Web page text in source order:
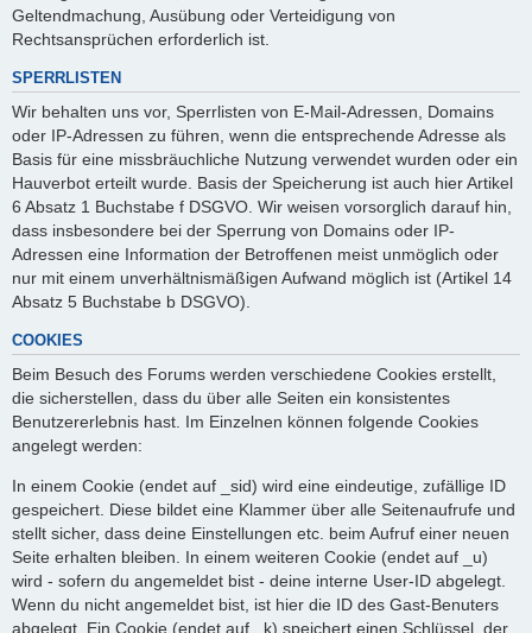
Geltendmachung, Ausübung oder Verteidigung von
Rechtsansprüchen erforderlich ist.
SPERRLISTEN
Wir behalten uns vor, Sperrlisten von E-Mail-Adressen, Domains
oder IP-Adressen zu führen, wenn die entsprechende Adresse als
Basis für eine missbräuchliche Nutzung verwendet wurden oder ein
Hauverbot erteilt wurde. Basis der Speicherung ist auch hier Artikel
6 Absatz 1 Buchstabe f DSGVO. Wir weisen vorsorglich darauf hin,
dass insbesondere bei der Sperrung von Domains oder IP-
Adressen eine Information der Betroffenen meist unmöglich oder
nur mit einem unverhältnismäßigen Aufwand möglich ist (Artikel 14
Absatz 5 Buchstabe b DSGVO).
COOKIES
Beim Besuch des Forums werden verschiedene Cookies erstellt,
die sicherstellen, dass du über alle Seiten ein konsistentes
Benutzererlebnis hast. Im Einzelnen können folgende Cookies
angelegt werden:
In einem Cookie (endet auf _sid) wird eine eindeutige, zufällige ID
gespeichert. Diese bildet eine Klammer über alle Seitenaufrufe und
stellt sicher, dass deine Einstellungen etc. beim Aufruf einer neuen
Seite erhalten bleiben. In einem weiteren Cookie (endet auf _u)
wird - sofern du angemeldet bist - deine interne User-ID abgelegt.
Wenn du nicht angemeldet bist, ist hier die ID des Gast-Benuters
abgelegt. Ein Cookie (endet auf _k) speichert einen Schlüssel, der